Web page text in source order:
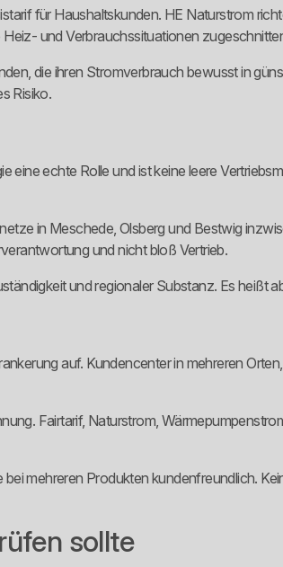
für Haushaltskunden. HE Naturstrom
und Verbrauchssituationen
die ihren Stromverbrauch bewusst in
Risiko.
eine echte Rolle und ist keine leere
in Meschede, Olsberg und Bestwig
und nicht bloß Vertrieb.
und regionaler Substanz. Es heißt
auf. Kundencenter in mehreren
Fairtarif, Naturstrom,
mehreren Produkten kundenfreundlich.
sollte